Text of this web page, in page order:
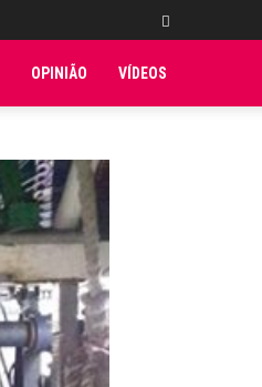
OPINIÃO VÍDEOS